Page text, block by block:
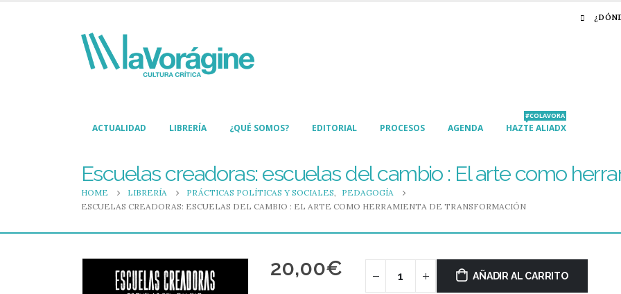
ACTUALIDAD LIBRERÍA ¿QUÉ SOMOS? EDITORIAL PROCESOS AGENDA HAZTE ALIADX
#COLAVORA
Escuelas creadoras: escuelas del cambio : El arte como
HOME LIBRERÍA PRÁCTICAS POLÍTICAS Y SOCIALES,
PEDAGOGÍA
ESCUELAS CREADORAS: ESCUELAS DEL CAMBIO : EL ARTE COMO HERRAMIENTA DE TRANSFORMACIÓN
20,00€ AÑADIR AL CARRITO